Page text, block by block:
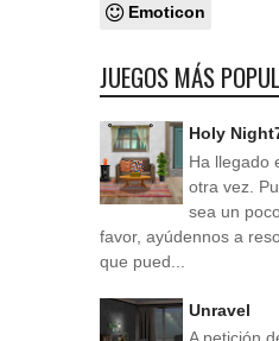
Emoticon
JUEGOS MÁS
Holy
Ha llegado
otra vez.
sea un
favor, ayúdennos a
que pued...
Unravel